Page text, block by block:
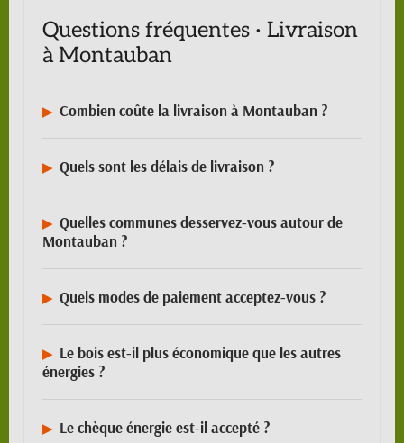
Questions fréquentes · Livraison
à Montauban
Combien coûte la livraison à Montauban ?
Quels sont les délais de livraison ?
Quelles communes desservez-vous autour de
Montauban ?
Quels modes de paiement acceptez-vous ?
Le bois est-il plus économique que les autres
énergies ?
Le chèque énergie est-il accepté ?